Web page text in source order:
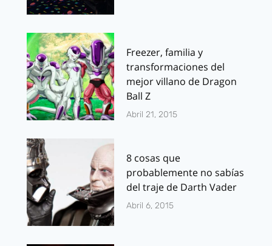
Freezer, familia y
transformaciones del
mejor villano de Dragon
Ball Z
Abril 21, 2015
8 cosas que
probablemente no sabías
del traje de Darth Vader
Abril 6, 2015